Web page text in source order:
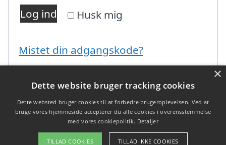
Husk mig
Log ind
Mistet din adgangskode?
Copyright 2026 - Pilanto Aps
×
Dette website bruger tracking cookies
Dette websted bruger cookies til at forbedre brugeroplevelsen. Ved at
bruge vores hjemmeside accepterer du alle cookies i overensstemmelse
med vores cookiepolitik. Detaljer
TILLAD COOKIES TILLAD IKKE COOKIES